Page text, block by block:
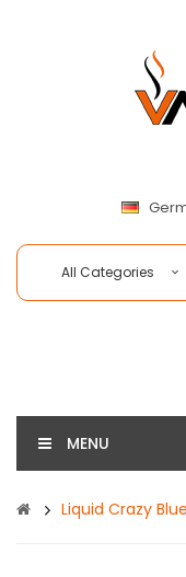
All Categories
MENU
Liquid Crazy